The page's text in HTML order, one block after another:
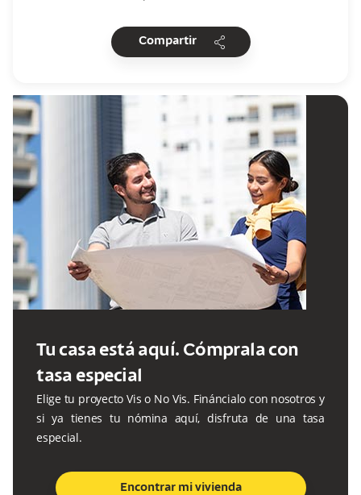
Compartir share
Tu casa está aquí. Cómprala con
tasa especial
Elige tu proyecto Vis o No Vis. Fináncialo con nosotros y
si ya tienes tu nómina aquí, disfruta de una tasa
especial.
Encontrar mi vivienda